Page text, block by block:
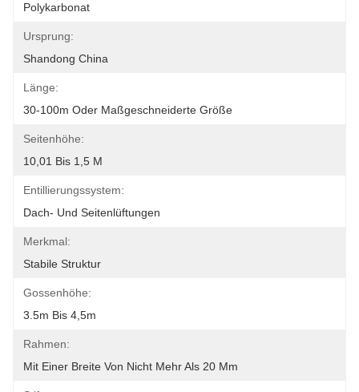
Polykarbonat
Ursprung:
Shandong China
Länge:
30-100m Oder Maßgeschneiderte Größe
Seitenhöhe:
10,01 Bis 1,5 M
Entillierungssystem:
Dach- Und Seitenlüftungen
Merkmal:
Stabile Struktur
Gossenhöhe:
3.5m Bis 4,5m
Rahmen:
Mit Einer Breite Von Nicht Mehr Als 20 Mm